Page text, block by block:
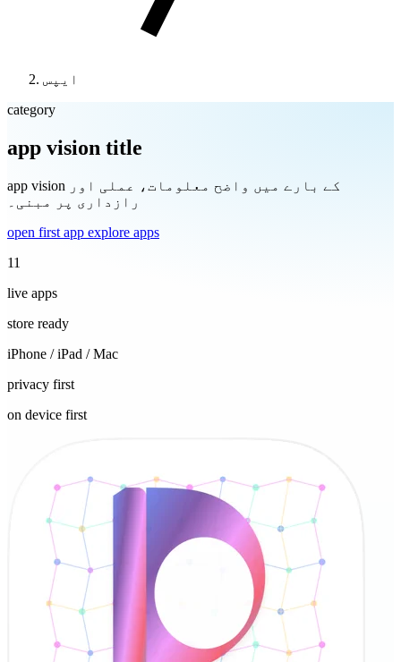
ایپس
category
app vision title
app vision کے بارے میں واضح معلومات، عملی اور
رازداری پر مبنی۔
open first app explore apps
11
live apps
store ready
iPhone / iPad / Mac
privacy first
on device first